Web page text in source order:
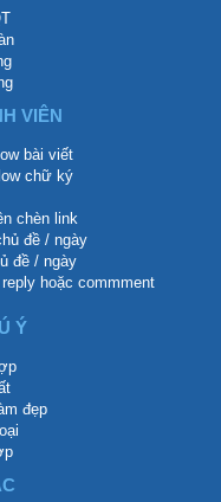
VIÊN
bài viết
chữ ký
chèn link
đề / ngày
đề / ngày
hoặc commment
Ý
đẹp